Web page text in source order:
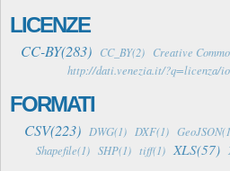
LICENZE
CC-BY(283) CC_BY(2)
Creative
http://dati.venezia.it/?q=licenza/
FORMATI
CSV(223) DWG(1) DXF(1)
Shapefile(1) SHP(1) tiff(1) XLS(57)